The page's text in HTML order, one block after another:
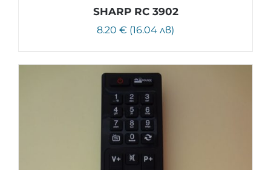
SHARP RC 3902
8.20 € (16.04 лв)